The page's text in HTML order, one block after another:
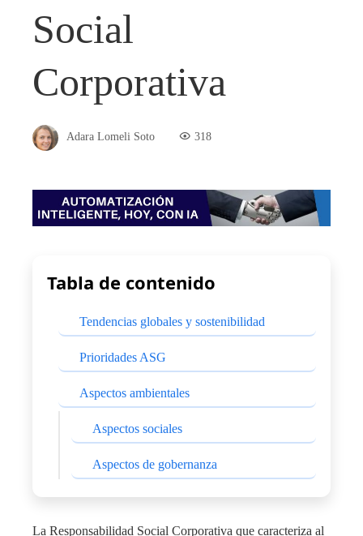
Social
Corporativa
Adara Lomeli Soto 318
Tabla de contenido
Tendencias globales y sostenibilidad
Prioridades ASG
Aspectos ambientales
Aspectos sociales
Aspectos de gobernanza
La Responsabilidad Social Corporativa que caracteriza al